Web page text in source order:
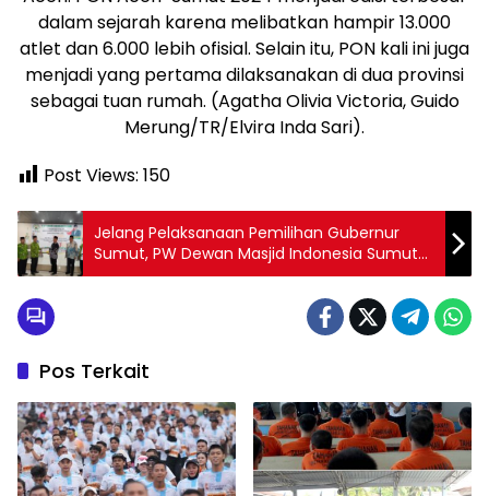
dalam sejarah karena melibatkan hampir 13.000
atlet dan 6.000 lebih ofisial. Selain itu, PON kali ini juga
menjadi yang pertama dilaksanakan di dua provinsi
sebagai tuan rumah. (Agatha Olivia Victoria, Guido
Merung/TR/Elvira Inda Sari).
Post Views: 150
Jelang Pelaksanaan Pemilihan Gubernur
Sumut, PW Dewan Masjid Indonesia Sumut
Gelar Seminar Kebangsaan
Pos Terkait